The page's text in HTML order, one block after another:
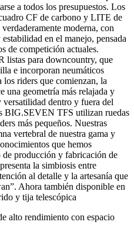
a todos los presupuestos. Los
CF de carbono y LITE de
moderna, con
en el manejo, pensada
de competición actuales.
listas para downcountry, que
e incorporan neumáticos
los riders que comienzan, la
geometría más relajada y
dentro y fuera del
BIG.SEVEN TFS utilizan ruedas
más pequeños. Nuestras
vertebral de nuestra gama y
que hemos
de producción y fabricación de
la simbiosis entre
al detalle y la artesanía que
Ahora también disponible en
y tija telescópica
alto rendimiento con espacio